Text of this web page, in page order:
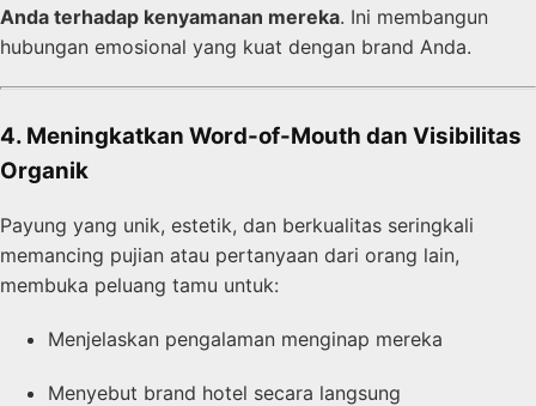
Anda terhadap kenyamanan mereka. Ini membangun
hubungan emosional yang kuat dengan brand Anda.
4. Meningkatkan Word-of-Mouth dan Visibilitas
Organik
Payung yang unik, estetik, dan berkualitas seringkali
memancing pujian atau pertanyaan dari orang lain,
membuka peluang tamu untuk:
Menjelaskan pengalaman menginap mereka
Menyebut brand hotel secara langsung